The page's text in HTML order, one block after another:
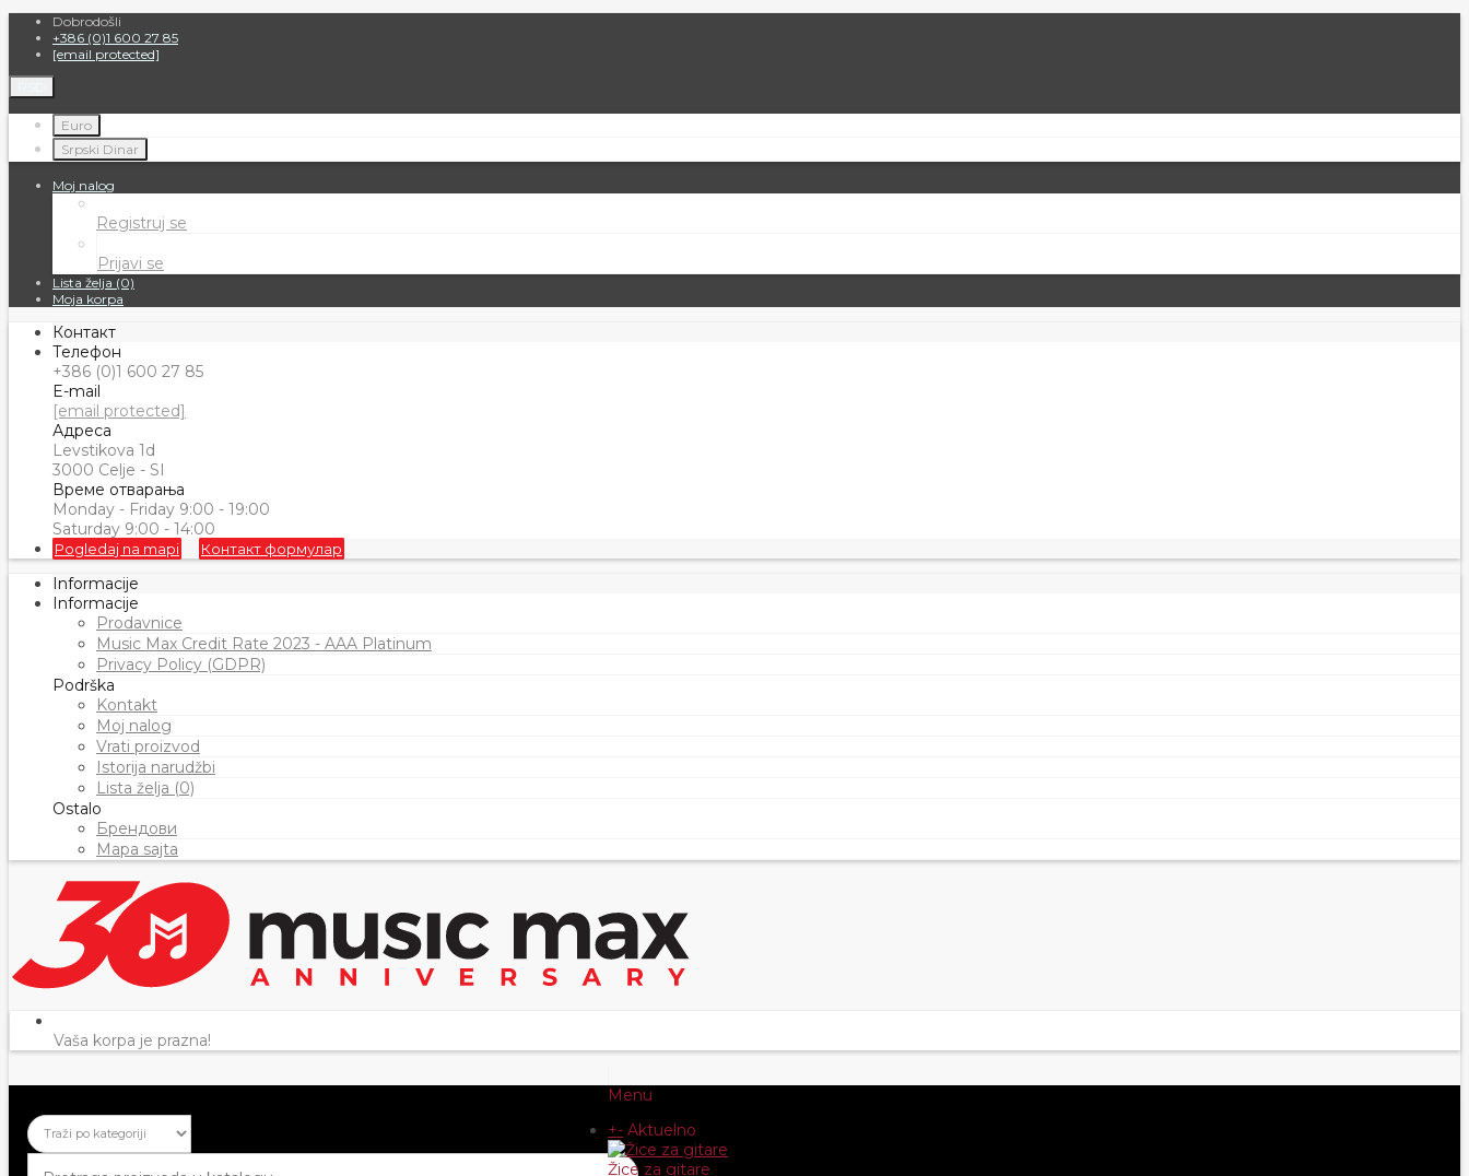
Dobrodošli
+386 (0)1 600 27 85
[email protected]
Euro
Srpski Dinar
Moj nalog
Registruj se
Prijavi se
Lista želja (0)
Moja korpa
Контакт
Телефон
+386 (0)1 600 27 85
E-mail
[email protected]
Адреса
Levstikova 1d
3000 Celje - SI
Време отварања
Monday - Friday 9:00 - 19:00
Saturday 9:00 - 14:00
Pogledaj na mapi Контакт формулар
Informacije
Informacije
Prodavnice
Music Max Credit Rate 2023 - AAA Platinum
Privacy Policy (GDPR)
Podrška
Kontakt
Moj nalog
Vrati proizvod
Istorija narudžbi
Lista želja (0)
Ostalo
Брендови
Mapa sajta
Vaša korpa je prazna!
Menu
+- Aktuelno
Žice za gitare